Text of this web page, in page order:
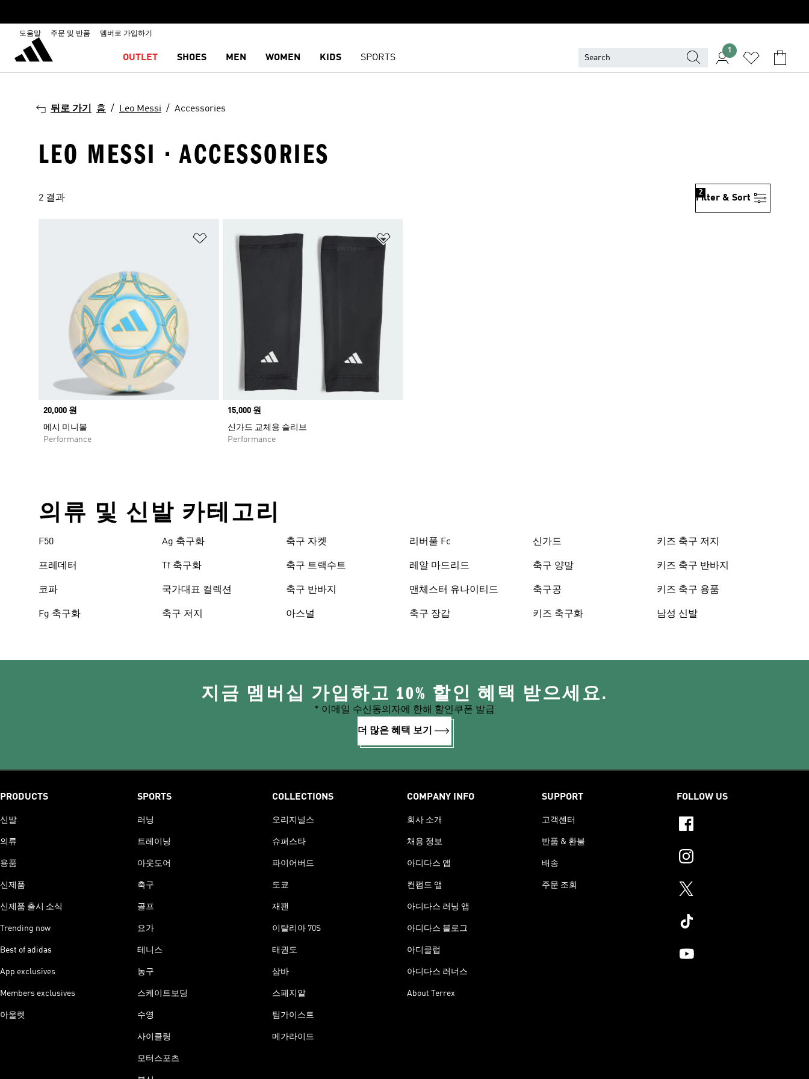
도움말 주문 및 반품 멤버로 가입하기
OUTLET SHOES MEN WOMEN KIDS SPORTS
1
뒤로 가기 홈 Leo Messi Accessories
LEO MESSI · ACCESSORIES
2 결과 Filter & Sort
2
위시리스트 담기
Price
20,000 원
메시 미니볼
Performance
Price
15,000 원
신가드 교체용 슬리브
Performance
의류 및 신발 카테고리
F50
프레데터
코파
Fg 축구화
Ag 축구화
Tf 축구화
국가대표 컬렉션
축구 저지
축구 자켓
축구 트랙수트
축구 반바지
아스널
리버풀 Fc
레알 마드리드
맨체스터 유나이티드
축구 장갑
신가드
축구 양말
축구공
키즈 축구화
키즈 축구 저지
키즈 축구 반바지
키즈 축구 용품
남성 신발
지금 멤버십 가입하고 10% 할인 혜택 받으세요.
* 이메일 수신동의자에 한해 할인쿠폰 발급
더 많은 혜택 보기
PRODUCTS
신발
의류
용품
신제품
신제품 출시 소식
Trending now
Best of adidas
App exclusives
Members exclusives
아울렛
SPORTS
러닝
트레이닝
아웃도어
축구
골프
요가
테니스
농구
스케이트보딩
수영
사이클링
모터스포츠
COLLECTIONS
오리지널스
슈퍼스타
파이어버드
도쿄
재팬
이탈리아 70S
태권도
삼바
스페지알
팀가이스트
메가라이드
COMPANY INFO
회사 소개
채용 정보
아디다스 앱
컨펌드 앱
아디다스 러닝 앱
아디다스 블로그
아디클럽
아디다스 러너스
About Terrex
SUPPORT
고객센터
반품 & 환불
배송
주문 조회
FOLLOW US